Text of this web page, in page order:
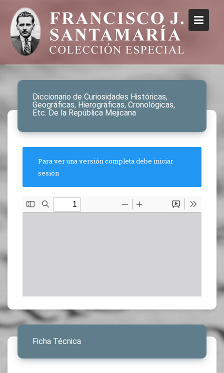
Diccionario de Curiosidades Históricas,
Geográficas, Hierográficas, Cronológicas,
Etc. De la República Mejicana
Para ver una versión completa debe iniciar
sesión
Ficha Técnica